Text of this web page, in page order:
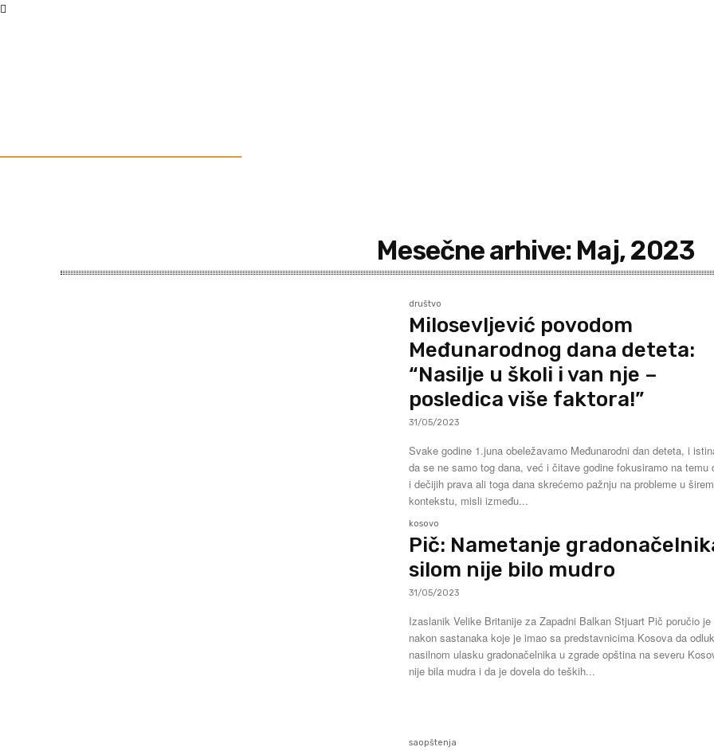
Mesečne arhive: Maj, 2023
društvo
Milosevljević povodom
Međunarodnog dana deteta:
“Nasilje u školi i van nje –
posledica više faktora!”
31/05/2023
Svake godine 1.juna obeležavamo Međunarodni dan deteta, i
da se ne samo tog dana, već i čitave godine fokusiramo na temu
i dečijih prava ali toga dana skrećemo pažnju na probleme u širem
kontekstu, misli između...
kosovo
Pič: Nametanje
silom nije bilo mudro
31/05/2023
Izaslanik Velike Britanije za Zapadni Balkan Stjuart Pič poručio je
nakon sastanaka koje je imao sa predstavnicima Kosova da
nasilnom ulasku gradonačelnika u zgrade opština na severu
nije bila mudra i da je dovela do teških...
saopštenja